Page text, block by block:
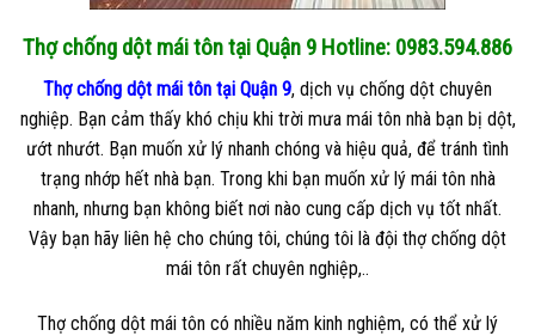
Thợ chống dột mái tôn tại Quận 9 Hotline: 0983.594.886
Thợ chống dột mái tôn tại Quận 9, dịch vụ chống dột chuyên
nghiệp. Bạn cảm thấy khó chịu khi trời mưa mái tôn nhà bạn bị dột,
ướt nhướt. Bạn muốn xử lý nhanh chóng và hiệu quả, để tránh tình
trạng nhớp hết nhà bạn. Trong khi bạn muốn xử lý mái tôn nhà
nhanh, nhưng bạn không biết nơi nào cung cấp dịch vụ tốt nhất.
Vậy bạn hãy liên hệ cho chúng tôi, chúng tôi là đội thợ chống dột
mái tôn rất chuyên nghiệp,..
Thợ chống dột mái tôn có nhiều năm kinh nghiệm, có thể xử lý